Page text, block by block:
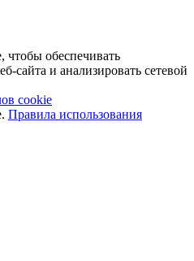
обеспечивать
сайта и анализировать сетевой
cookie
Правила использования